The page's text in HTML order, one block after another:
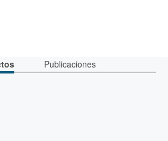
Publicaciones